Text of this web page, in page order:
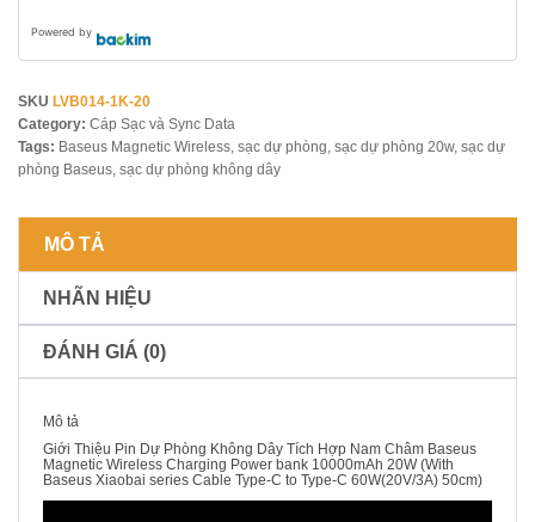
Powered by
SKU LVB014-1K-20
Category: Cáp Sạc và Sync Data
Tags: Baseus Magnetic Wireless, sạc dự phòng, sạc dự phòng 20w, sạc dự
phòng Baseus, sạc dự phòng không dây
MÔ TẢ
NHÃN HIỆU
ĐÁNH GIÁ (0)
Mô tả
Giới Thiệu Pin Dự Phòng Không Dây Tích Hợp Nam Châm Baseus
Magnetic Wireless Charging Power bank 10000mAh 20W (With
Baseus Xiaobai series Cable Type-C to Type-C 60W(20V/3A) 50cm)